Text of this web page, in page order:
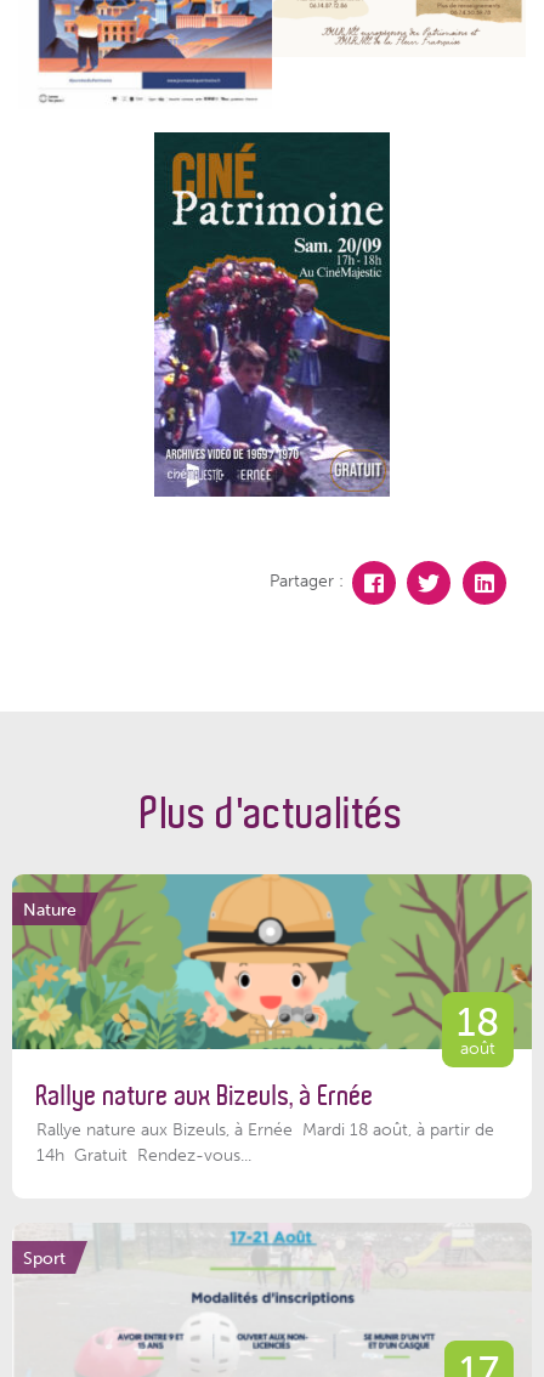
Partager :
Plus d'actualités
Nature
18
août
Rallye nature aux Bizeuls, à Ernée
Rallye nature aux Bizeuls, à Ernée Mardi 18 août, à partir de
14h Gratuit Rendez-vous...
Sport